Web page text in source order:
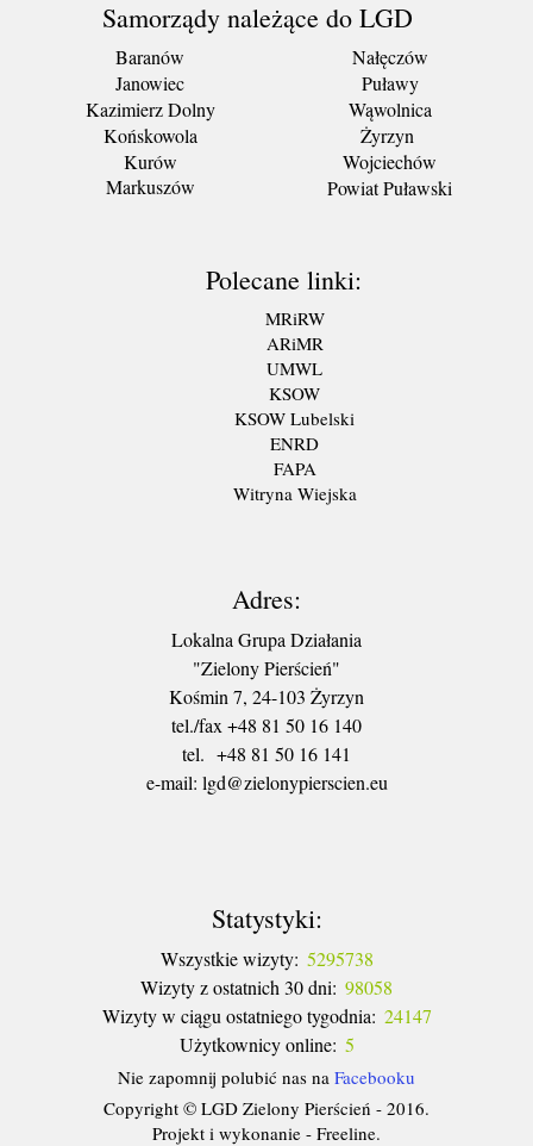
Samorządy należące do LGD
Baranów
Janowiec
Kazimierz Dolny
Końskowola
Kurów
Markuszów
Nałęczów
Puławy
Wąwolnica
Żyrzyn
Wojciechów
Powiat Puławski
Polecane linki:
MRiRW
ARiMR
UMWL
KSOW
KSOW Lubelski
ENRD
FAPA
Witryna Wiejska
Adres:
Lokalna Grupa Działania
"Zielony Pierścień"
Kośmin 7, 24-103 Żyrzyn
tel./fax +48 81 50 16 140
tel. +48 81 50 16 141
​e-mail: lgd@zielonypierscien.eu
Statystyki:
Wszystkie wizyty: 5295738
Wizyty z ostatnich 30 dni: 98058
Wizyty w ciągu ostatniego tygodnia: 24147
Użytkownicy online: 5
Nie zapomnij polubić nas na Facebooku
Copyright © LGD Zielony Pierścień - 2016.
Projekt i wykonanie - Freeline.